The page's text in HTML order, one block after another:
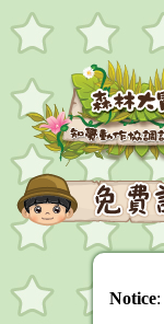
Notice